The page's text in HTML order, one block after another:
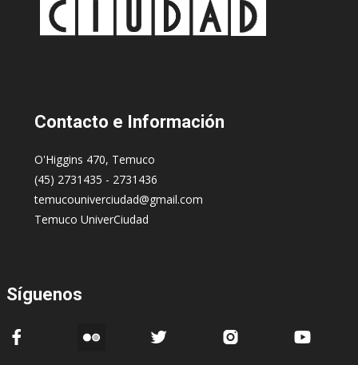
Contacto e Información
O'Higgins 470, Temuco
(45) 2731435 - 2731436
temucouniverciudad@gmail.com
Temuco UniverCiudad
Síguenos